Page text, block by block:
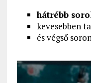
hátrébb
kevesebben
és végső